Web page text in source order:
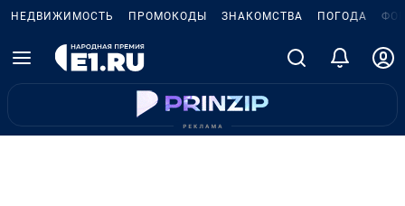
НЕДВИЖИМОСТЬ ПРОМОКОДЫ ЗНАКОМСТВА ПОГОДА